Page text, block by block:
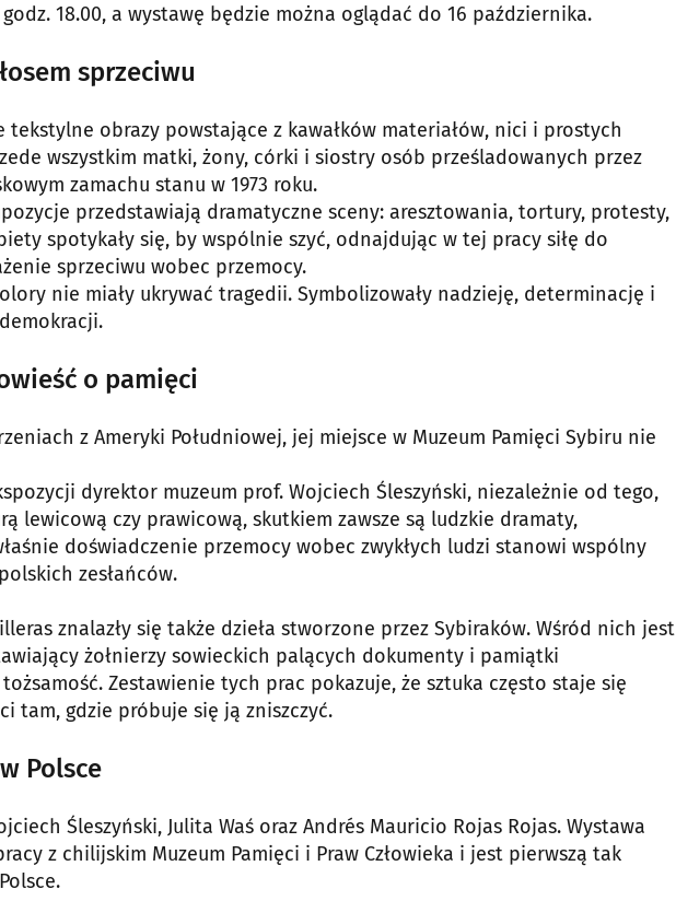
18.00, a wystawę będzie można oglądać do 16 października.
sprzeciwu
obrazy powstające z kawałków materiałów, nici i prostych
wszystkim matki, żony, córki i siostry osób prześladowanych przez
zamachu stanu w 1973 roku.
przedstawiają dramatyczne sceny: aresztowania, tortury, protesty,
spotykały się, by wspólnie szyć, odnajdując w tej pracy siłę do
sprzeciwu wobec przemocy.
nie miały ukrywać tragedii. Symbolizowały nadzieję, determinację i
o pamięci
z Ameryki Południowej, jej miejsce w Muzeum Pamięci Sybiru nie
dyrektor muzeum prof. Wojciech Śleszyński, niezależnie od tego,
lewicową czy prawicową, skutkiem zawsze są ludzkie dramaty,
doświadczenie przemocy wobec zwykłych ludzi stanowi wspólny
zesłańców.
znalazły się także dzieła stworzone przez Sybiraków. Wśród nich jest
żołnierzy sowieckich palących dokumenty i pamiątki
Zestawienie tych prac pokazuje, że sztuka często staje się
tam, gdzie próbuje się ją zniszczyć.
Polsce
Śleszyński, Julita Waś oraz Andrés Mauricio Rojas Rojas. Wystawa
z chilijskim Muzeum Pamięci i Praw Człowieka i jest pierwszą tak